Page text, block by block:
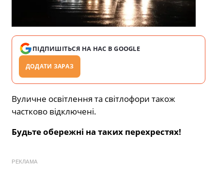
ПІДПИШІТЬСЯ НА НАС В GOOGLE
ДОДАТИ ЗАРАЗ
Вуличне освітлення та світлофори також
частково відключені.
Будьте обережні на таких перехрестях!
РЕКЛАМА